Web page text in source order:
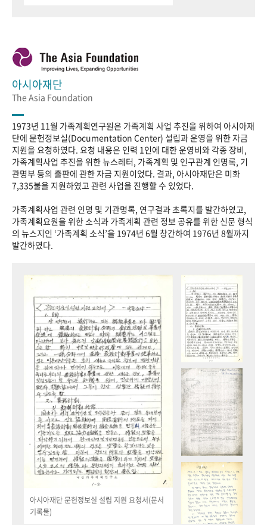
아시아재단
The Asia Foundation
1973년 11월 가족계획연구원은 가족계획 사업 추진을 위하여 아시아재
단에 문헌정보실(Documentation Center) 설립과 운영을 위한 자금
지원을 요청하였다. 요청 내용은 인력 1인에 대한 운영비와 각종 장비,
가족계획사업 추진을 위한 뉴스레터, 가족계획 및 인구관계 인명록, 기
관명부 등의 출판에 관한 자금 지원이었다. 결과, 아시아재단은 미화
7,335불을 지원하였고 관련 사업을 진행할 수 있었다.
가족계획사업 관련 인명 및 기관명록, 연구결과 초록지를 발간하였고,
가족계획요원을 위한 소식과 가족계획 관련 정보 공유를 위한 신문 형식
의 뉴스지인 ‘가족계획 소식’을 1974년 6월 창간하여 1976년 8월까지
발간하였다.
아시아재단 문헌정보실 설립 지원 요청서(문서
기록물)